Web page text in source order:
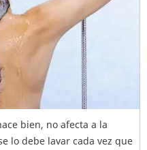
bien, no afecta a la
lo debe lavar cada vez que